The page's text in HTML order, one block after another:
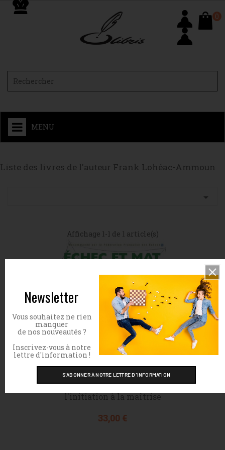
0
MENU
Liste des livres de l'auteur Frank Lohéac-Ammoun

Affichage 1-1 de 1 article(s)
Echec et mat. De
l'initiation à la maîtrise
Prix
33,00 €
Newsletter
Vous souhaitez ne rien
manquer
de nos nouveautés ?
Inscrivez-vous à notre
lettre d'information !